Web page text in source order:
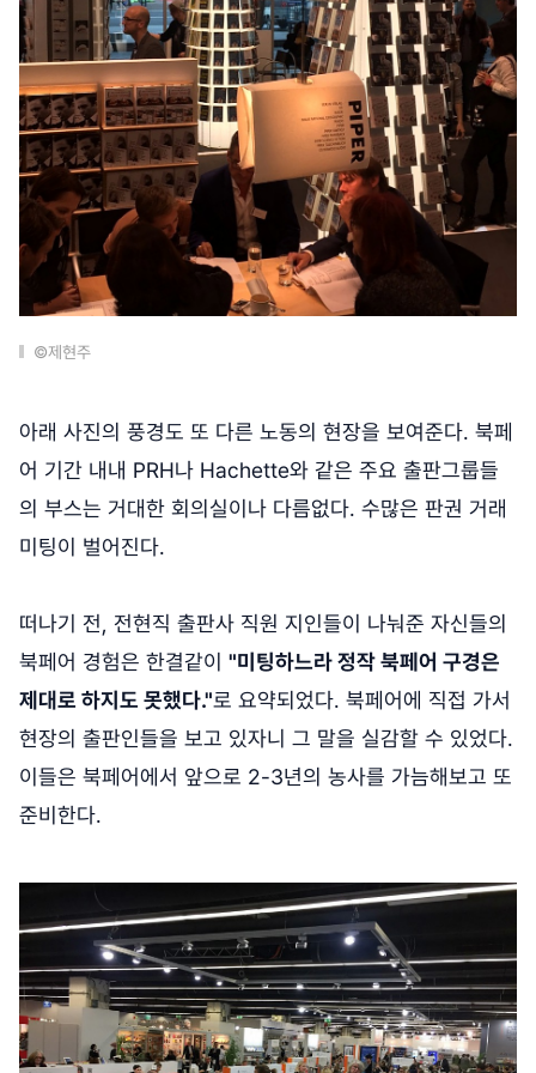
©제현주
아래 사진의 풍경도 또 다른 노동의 현장을 보여준다. 북페
어 기간 내내 PRH나 Hachette와 같은 주요 출판그룹들
의 부스는 거대한 회의실이나 다름없다. 수많은 판권 거래
미팅이 벌어진다.
떠나기 전, 전현직 출판사 직원 지인들이 나눠준 자신들의
북페어 경험은 한결같이 "미팅하느라 정작 북페어 구경은
제대로 하지도 못했다."로 요약되었다. 북페어에 직접 가서
현장의 출판인들을 보고 있자니 그 말을 실감할 수 있었다.
이들은 북페어에서 앞으로 2-3년의 농사를 가늠해보고 또
준비한다.